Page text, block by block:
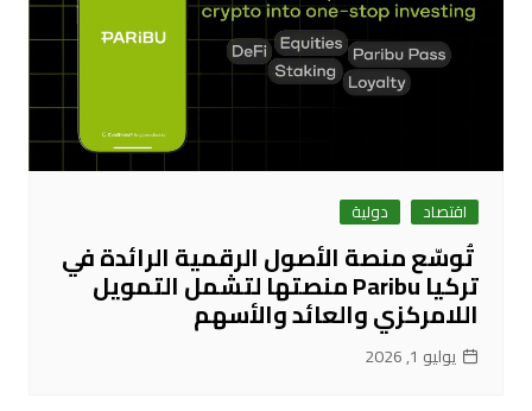
اقتصاد دولية
تُوسّع منصة الأصول الرقمية الرائدة في
تركيا Paribu منصتها لتشمل التمويل
اللامركزي والعائد والأسهم
يوليو 1, 2026